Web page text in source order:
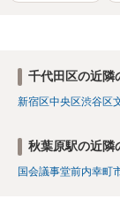
千代田区の近隣
新宿区中央区渋谷区
秋葉原駅の近隣
国会議事堂前内幸町